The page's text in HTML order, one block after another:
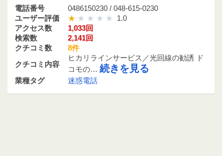
電話番号
0486150230 / 048-615-0230
ユーザー評価
1.0
アクセス数
1,033回
検索数
2,141回
クチコミ数
8件
クチコミ内容
ヒカリラインサービス／光回線の勧誘 ド
コモの… 続きを見る
業種タグ 迷惑電話